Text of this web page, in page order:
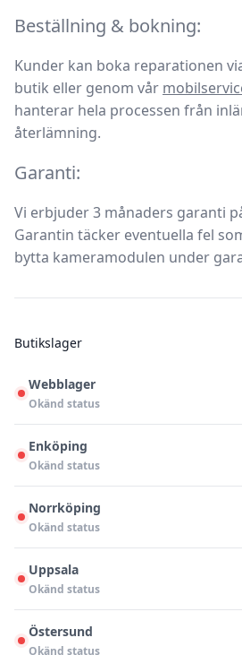
Beställning & bokning:
Kunder kan boka reparationen
butik eller genom vår
hanterar hela processen från
återlämning.
Garanti:
Vi erbjuder3 månaders garanti
Garantin täcker eventuella fel
bytta kameramodulen under
Butikslager
Webblager
Okänd status
Enköping
Okänd status
Norrköping
Okänd status
Uppsala
Okänd status
Östersund
Okänd status